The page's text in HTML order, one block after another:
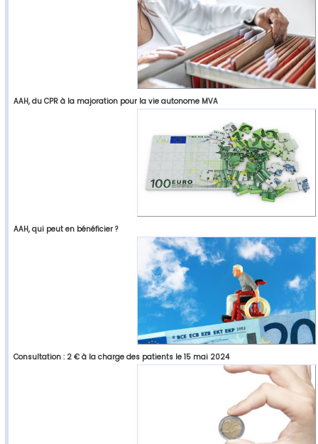
AAH, du CPR à la majoration pour la vie autonome MVA
AAH, qui peut en bénéficier ?
Consultation : 2 € à la charge des patients le 15 mai 2024